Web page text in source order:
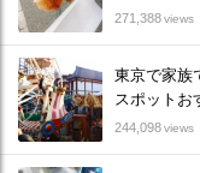
271,388views
東京で家族
スポットお
244,098views